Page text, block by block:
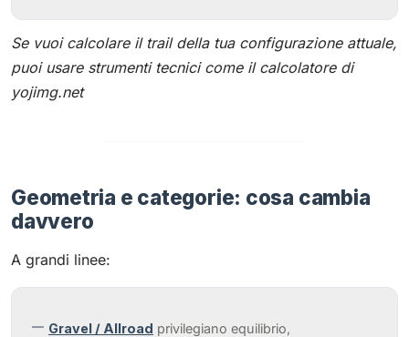
Se vuoi calcolare il trail della tua configurazione attuale,
puoi usare strumenti tecnici come il calcolatore di
yojimg.net
Geometria e categorie: cosa cambia
davvero
A grandi linee:
Gravel / Allroad privilegiano equilibrio,